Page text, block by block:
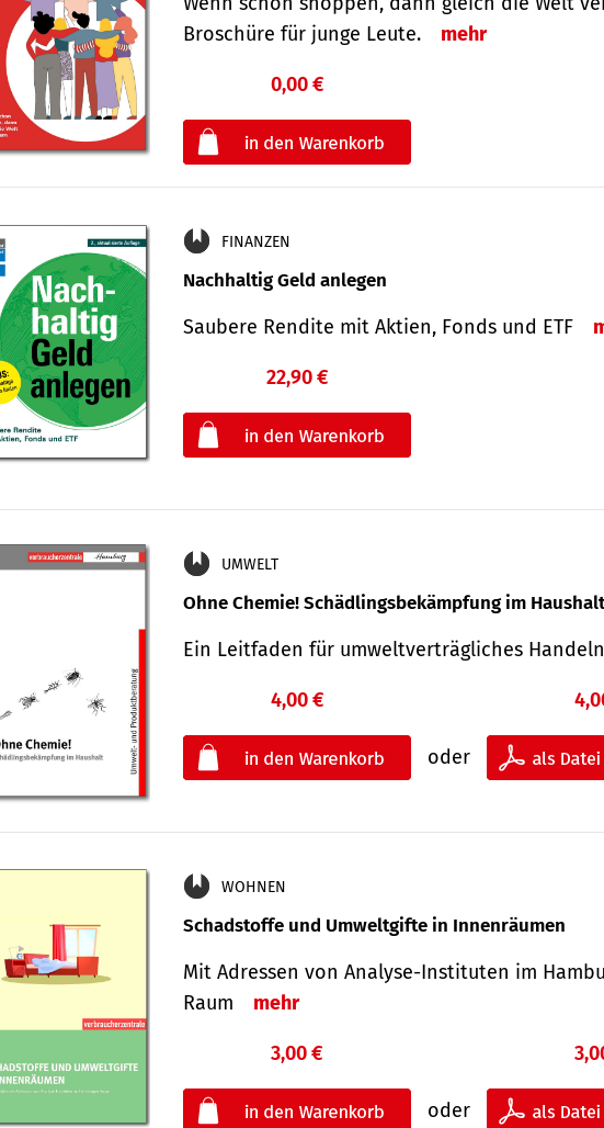
Broschüre für junge Leute.
mehr
0,00 €
FINANZEN
Nachhaltig Geld anlegen
Saubere Rendite mit Aktien, Fonds und ETF
22,90 €
UMWELT
Ohne Chemie! Schädlingsbekämpfung im Haushalt
Ein Leitfaden für um­welt­ver­träg­liches Han­deln
4,00 €
oder
WOHNEN
Schadstoffe und Umweltgifte in Innenräumen
Mit Adressen von Analyse-Insti­tuten im
Raum
mehr
3,00 €
oder